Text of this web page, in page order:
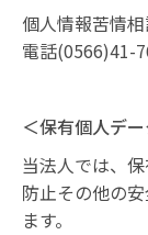
個人情報苦情
電話(0566)41-
＜保有個人デ
当法人では、
防止その他の
ます。